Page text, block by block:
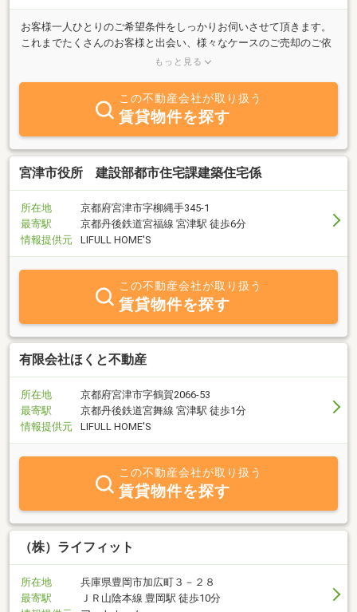
お客様一人ひとりのご希望条件をしっかりお伺いさせて頂きます。
これまでたくさんのお客様と出会い、様々なケースのご売却のご依
頼を受け、実績を積み上げてきました。一期一会をモットーに全力
応させて頂きますので、些細なことでもまずはご相談ください。
もっと見る
この不動産会社が取り扱う
賃貸物件を探す
宮津市役所 建設部都市住宅課建築住宅係
所在地
京都府宮津市字柳縄手345-1
最寄駅
京都丹後鉄道宮福線 宮津駅 徒歩6分
情報提供元
LIFULL HOME'S
この不動産会社が取り扱う
賃貸物件を探す
有限会社ほくと不動産
所在地
京都府宮津市字鶴賀2066-53
最寄駅
京都丹後鉄道宮舞線 宮津駅 徒歩1分
情報提供元
LIFULL HOME'S
この不動産会社が取り扱う
賃貸物件を探す
（株）ライフィット
所在地
兵庫県豊岡市加広町３－２８
最寄駅
ＪＲ山陰本線 豊岡駅 徒歩10分